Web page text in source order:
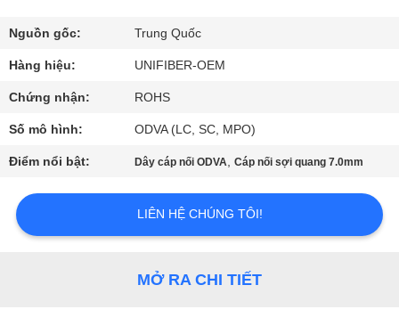
QUAN
NHÀ
MÁY
KIỂM
CHẤT
LƯỢNG
Nguồn gốc: Trung Quốc
Hàng hiệu: UNIFIBER-OEM
Chứng nhận: ROHS
Số mô hình: ODVA (LC, SC, MPO)
Điểm nổi bật: Dây cáp nối ODVA,Cáp nối sợi quang 7.0mm
LIÊN HỆ CHÚNG TÔI!
MỞ RA CHI TIẾT